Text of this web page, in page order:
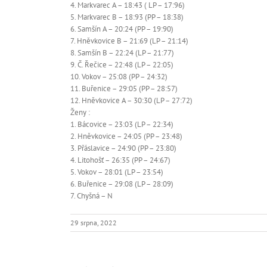
4. Markvarec A – 18:43 ( LP – 17:96)
5. Markvarec B – 18:93 (PP – 18:38)
6. Samšín A – 20:24 (PP – 19:90)
7. Hněvkovice B – 21:69 (LP – 21:14)
8. Samšín B – 22:24 (LP – 21:77)
9. Č. Řečice – 22:48 (LP – 22:05)
10. Vokov – 25:08 (PP – 24:32)
11. Buřenice – 29:05 (PP – 28:57)
12. Hněvkovice A – 30:30 (LP – 27:72)
Ženy :
1. Bácovice – 23:03 (LP – 22:34)
2. Hněvkovice – 24:05 (PP – 23:48)
3. Přáslavice – 24:90 (PP – 23:80)
4. Litohošť – 26:35 (PP – 24:67)
5. Vokov – 28:01 (LP – 23:54)
6. Buřenice – 29:08 (LP – 28:09)
7. Chyšná – N
29 srpna, 2022